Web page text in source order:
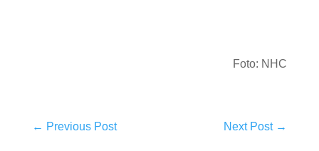
Foto: NHC
← Previous Post Next Post→